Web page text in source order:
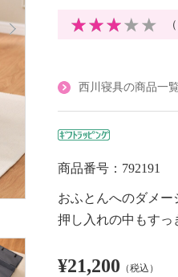
（
西川寝具の商品一
商品番号：792191
おふとんへのダメー
押し入れの中もすっ
¥21,200 （税込）